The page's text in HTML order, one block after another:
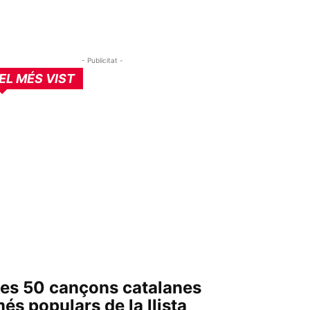
- Publicitat -
MÉS VIST
50 cançons catalanes
populars de la llista